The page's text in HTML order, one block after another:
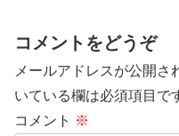
コメントをどうぞ
メールアドレスが公開さ
いている欄は必須項目で
コメント ※